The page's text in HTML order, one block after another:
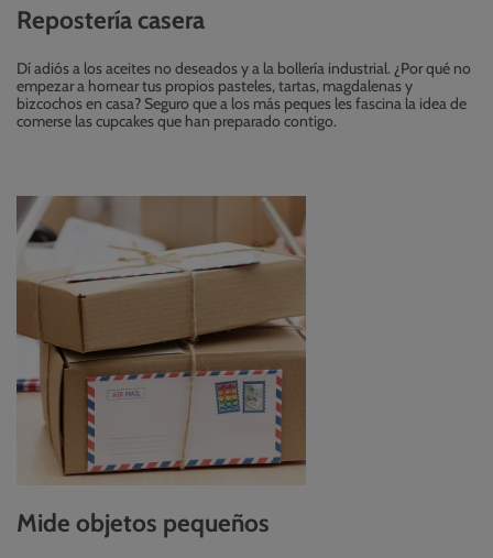
Repostería casera
Dí adiós a los aceites no deseados y a la bollería industrial. ¿Por qué no
empezar a hornear tus propios pasteles, tartas, magdalenas y
bizcochos en casa? Seguro que a los más peques les fascina la idea de
comerse las cupcakes que han preparado contigo.
Mide objetos pequeños